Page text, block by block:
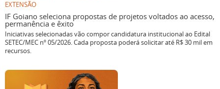
EXTENSÃO
IF Goiano seleciona propostas de projetos voltados ao acesso,
permanência e êxito
Iniciativas selecionadas vão compor candidatura institucional ao Edital
SETEC/MEC nº 05/2026. Cada proposta poderá solicitar até R$ 30 mil em
recursos.